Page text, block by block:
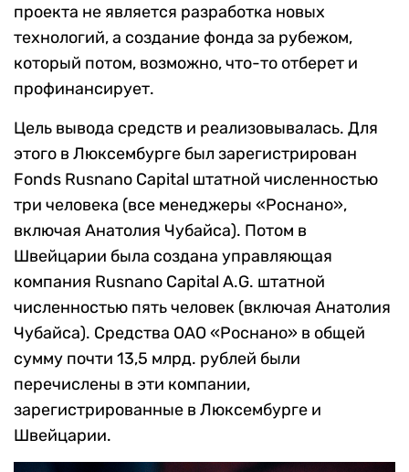
проекта не является разработка новых
технологий, а создание фонда за рубежом,
который потом, возможно, что-то отберет и
профинансирует.
Цель вывода средств и реализовывалась. Для
этого в Люксембурге был зарегистрирован
Fonds Rusnano Capital штатной численностью
три человека (все менеджеры «Роснано»,
включая Анатолия Чубайса). Потом в
Швейцарии была создана управляющая
компания Rusnano Capital A.G. штатной
численностью пять человек (включая Анатолия
Чубайса). Средства ОАО «Роснано» в общей
сумму почти 13,5 млрд. рублей были
перечислены в эти компании,
зарегистрированные в Люксембурге и
Швейцарии.